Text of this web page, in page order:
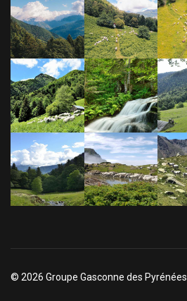
© 2026 Groupe Gasconne des Pyrénées